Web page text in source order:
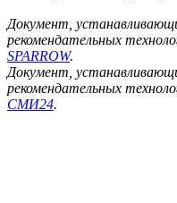
Документ,
рекомендательных
SPARROW.
Документ,
рекомендательных
СМИ24.